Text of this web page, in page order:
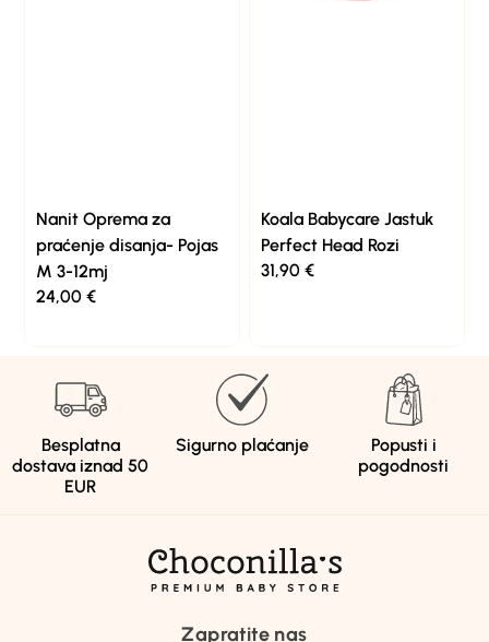
Nanit Oprema za
praćenje disanja- Pojas
M 3-12mj
24,00€
Koala Babycare Jastuk
Perfect Head Rozi
31,90 €
Besplatna
dostava iznad 50
EUR
Sigurno plaćanje
Popusti i
pogodnosti
Zapratite nas